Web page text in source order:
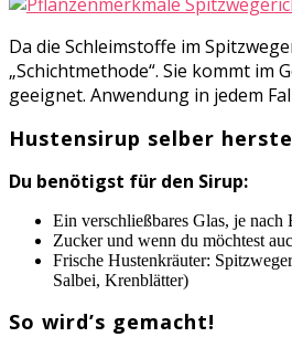
Da die Schleimstoffe im
„Schichtmethode“. Sie kommt
geeignet. Anwendung in jedem
Hustensirup selber
Du benötigst für den Sirup:
Ein verschließbares Glas, je
Zucker und wenn du möchtest
Frische Hustenkräuter:
Salbei, Krenblätter)
So wird’s gemacht!